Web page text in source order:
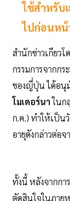
ใช้สำหรับ
ไปก่อนหน้
สำนักข่าวเกียว
กรรมการจากก
ของญี่ปุ่น ได้อนุ
โมเดอร์นาในก
ก.ค.) ทำให้เป็น
อายุดังกล่าวต่อ
ทั้งนี้ หลังจากกา
ตัดสินใจในภาย